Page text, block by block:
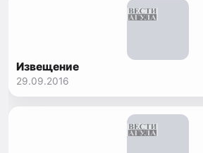
Извещение
29.09.2016